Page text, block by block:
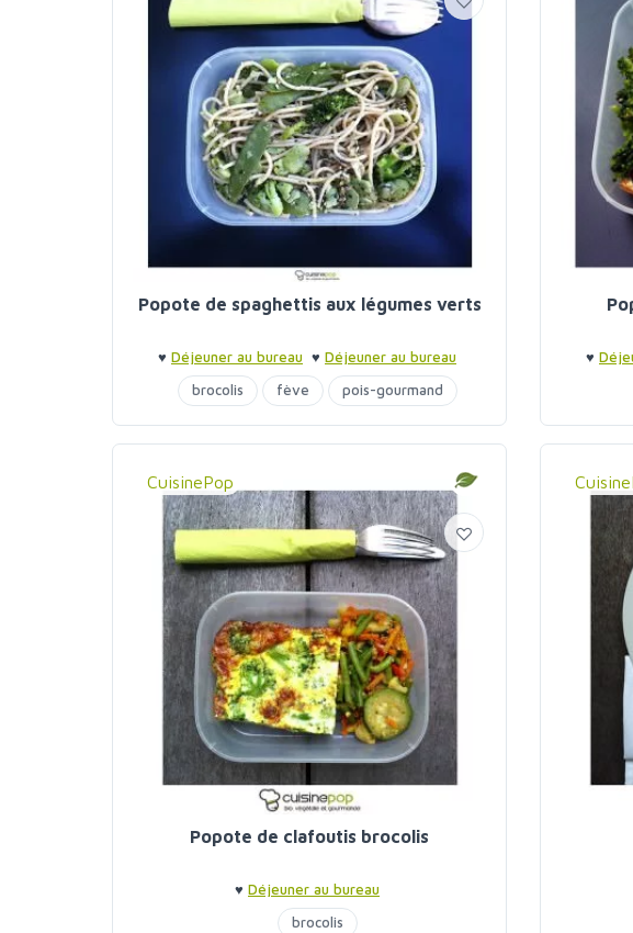
Popote de spaghettis aux légumes verts
♥ Déjeuner au bureau ♥ Déjeuner au bureau
brocolis
fève pois-gourmand
♥
CuisinePop
Popote de clafoutis brocolis
♥ Déjeuner au bureau
brocolis